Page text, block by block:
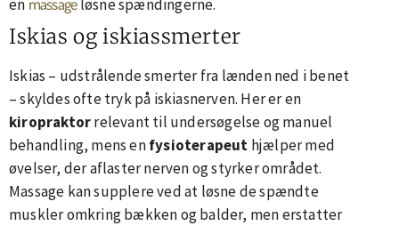
en
løsne spændingerne.
Iskias og iskiassmerter
Iskias – udstrålende smerter fra lænden ned i benet
– skyldes ofte tryk på iskiasnerven. Her er en
kiropraktorrelevant til undersøgelse og manuel
behandling, mens enfysioterapeut hjælper med
øvelser, der aflaster nerven og styrker området.
Massage kan supplere ved at løsne de spændte
muskler omkring bækken og balder, men erstatter